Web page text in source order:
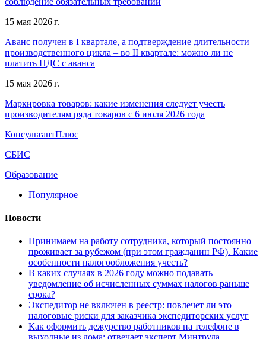
15 мая 2026 г.
Аванс получен в I квартале, а подтверждение длительности
производственного цикла – во II квартале: можно ли не
платить НДС с аванса
15 мая 2026 г.
Маркировка товаров: какие изменения следует учесть
производителям ряда товаров с 6 июля 2026 года
КонсультантПлюс
СБИС
Образование
Популярное
Новости
Принимаем на работу сотрудника, который постоянно
проживает за рубежом (при этом гражданин РФ). Какие
особенности налогообложения учесть?
В каких случаях в 2026 году можно подавать
уведомление об исчисленных суммах налогов раньше
срока?
Экспедитор не включен в реестр: повлечет ли это
налоговые риски для заказчика экспедиторских услуг
Как оформить дежурство работников на телефоне в